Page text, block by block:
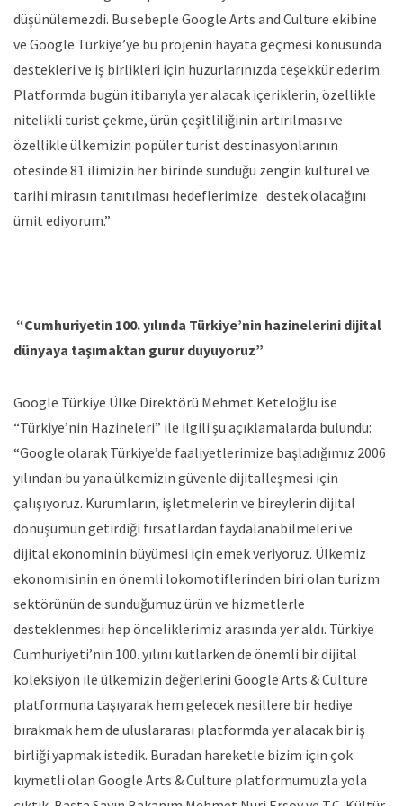
düşünülemezdi. Bu sebeple Google Arts and Culture ekibine
ve Google Türkiye’ye bu projenin hayata geçmesi konusunda
destekleri ve iş birlikleri için huzurlarınızda teşekkür ederim.
Platformda bugün itibarıyla yer alacak içeriklerin, özellikle
nitelikli turist çekme, ürün çeşitliliğinin artırılması ve
özellikle ülkemizin popüler turist destinasyonlarının
ötesinde 81 ilimizin her birinde sunduğu zengin kültürel ve
tarihi mirasın tanıtılması hedeflerimize destek olacağını
ümit ediyorum.”
“Cumhuriyetin 100. yılında Türkiye’nin hazinelerini dijital
dünyaya taşımaktan gurur duyuyoruz”
Google Türkiye Ülke Direktörü Mehmet Keteloğlu ise
“Türkiye’nin Hazineleri” ile ilgili şu açıklamalarda bulundu:
“Google olarak Türkiye’de faaliyetlerimize başladığımız 2006
yılından bu yana ülkemizin güvenle dijitalleşmesi için
çalışıyoruz. Kurumların, işletmelerin ve bireylerin dijital
dönüşümün getirdiği fırsatlardan faydalanabilmeleri ve
dijital ekonominin büyümesi için emek veriyoruz. Ülkemiz
ekonomisinin en önemli lokomotiflerinden biri olan turizm
sektörünün de sunduğumuz ürün ve hizmetlerle
desteklenmesi hep önceliklerimiz arasında yer aldı. Türkiye
Cumhuriyeti’nin 100. yılını kutlarken de önemli bir dijital
koleksiyon ile ülkemizin değerlerini Google Arts & Culture
platformuna taşıyarak hem gelecek nesillere bir hediye
bırakmak hem de uluslararası platformda yer alacak bir iş
birliği yapmak istedik. Buradan hareketle bizim için çok
kıymetli olan Google Arts & Culture platformumuzla yola